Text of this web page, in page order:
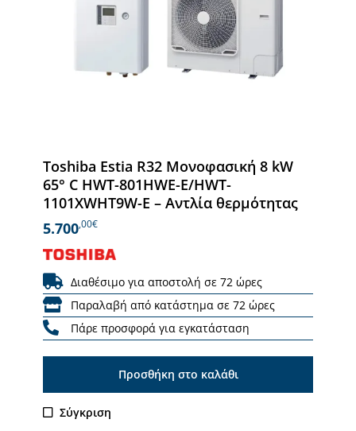
Toshiba Estia R32 Μονοφασική 8 kW
65° C HWT-801HWE-E/HWT-
1101XWHT9W-E – Αντλία θερμότητας
5.700,00€
Διαθέσιμο για αποστολή σε 72 ώρες
Παραλαβή από κατάστημα σε 72 ώρες
Πάρε προσφορά για εγκατάσταση
Προσθήκη στο καλάθι
Σύγκριση